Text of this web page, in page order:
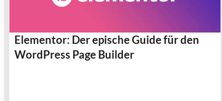
Elementor: Der epische Guide für den
WordPress Page Builder